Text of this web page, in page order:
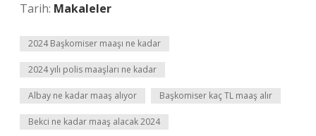
Tarih: Makaleler
2024 Başkomiser maaşı ne kadar
2024 yılı polis maaşları ne kadar
Albay ne kadar maaş alıyor Başkomiser kaç TL maaş alır
Bekci ne kadar maaş alacak 2024